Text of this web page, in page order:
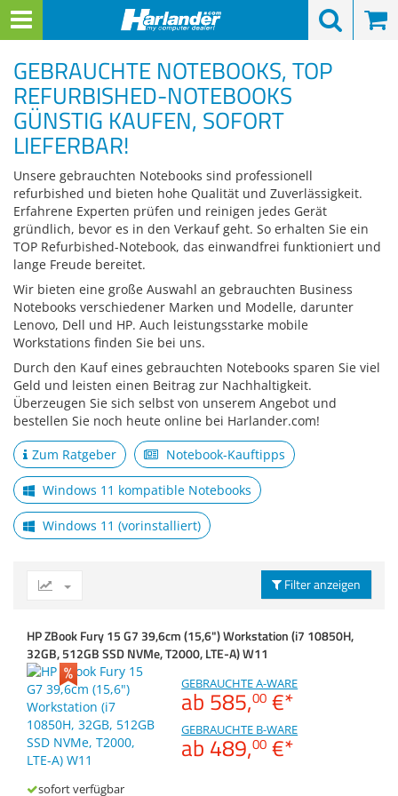
Menü schließen
Zur Startseite
Notebooks
Alle Kategorien
NOTEBOOKS Alle anzeigen
Notebook-Typen
Notebooks zurück
NOTEBOOK-
Mobile Workstations
Gaming Notebooks
Tablets
Displaygrößen
Notebooks zurück
DISPLAYGRÖSSEN
14" & 15"
16" & 17"
Marken / Hersteller
Notebooks zurück
MARKEN /
Fujitsu / FSC
Lenovo
HP - Hewlett-
Dell
Modellreihen
Notebooks zurück
MODELLREIHEN
ThinkPad
Celsius Mobile
Precision
Komponenten
Notebooks zurück
KOMPONENTEN
Festplatten
Laufwerke
Notebook-Ersatzteile
Zubehör
Notebooks zurück
ZUBEHÖR
Tastaturen & Mäuse
Taschen
Software &
Sonstiges
Computer & Workstations
Alle Kategorien
COMPUTER &
Prozessortypen
Marke / Hersteller
Modellreihen
Formfaktoren
PC-Typen
Komponenten
Zubehör
Monitore & Beamer
Alle Kategorien
MONITORE &
Marken / Hersteller
Paneltechnologien
Zubehör
Drucker & Scanner
Alle Kategorien
DRUCKER &
Drucker-Marken
Drucker-Zubehör
Scanner-Marken
Stichwörter
Netzwerk & Server
Alle Kategorien
NETZWERK &
Server-Marken
Arbeitsplatz / Client
Server-
Weitere Technik
Alle Kategorien
WEITERE TECHNIK
Komponenten
Sonstige Technik
Sicherheitstechnik
Anmelden | Registrieren |
Merkzettel
Warenkorb schließen
0 ARTIKEL IM WARENKORB
Ihr Warenkorb ist momentan leer.
Ergebnisse (202)
Preis Filter (202 )
€ €
Hersteller
Zustand
Notebook-Modell
Prozessor
Anzahl der Kerne
Arbeitsspeicher
Festplatten-Technologie
Festplatte
Laufwerk
Auflösung
Menü Search
GEBRAUCHTE NOTEBOOKS, TOP
REFURBISHED-NOTEBOOKS
GÜNSTIG KAUFEN, SOFORT
LIEFERBAR!
Unsere gebrauchten Notebooks sind professionell
refurbished und bieten hohe Qualität und Zuverlässigkeit.
Erfahrene Experten prüfen und reinigen jedes Gerät
gründlich, bevor es in den Verkauf geht. So erhalten Sie ein
TOP Refurbished-Notebook, das einwandfrei funktioniert und
lange Freude bereitet.
Wir bieten eine große Auswahl an gebrauchten Business
Notebooks verschiedener Marken und Modelle, darunter
Lenovo, Dell und HP. Auch leistungsstarke mobile
Workstations finden Sie bei uns.
Durch den Kauf eines gebrauchten Notebooks sparen Sie viel
Geld und leisten einen Beitrag zur Nachhaltigkeit.
Überzeugen Sie sich selbst von unserem Angebot und
bestellen Sie noch heute online bei Harlander.com!
Zum Ratgeber
Notebook-Kauftipps
Windows 11 kompatible Notebooks
Windows 11 (vorinstalliert)
Filter anzeigen
HP ZBook Fury 15 G7 39,6cm (15,6") Workstation (i7 10850H,
32GB, 512GB SSD NVMe, T2000, LTE-A) W11
GEBRAUCHTE A-WARE
ab 585,00 €*
GEBRAUCHTE B-WARE
ab 489,00 €*
sofort verfügbar